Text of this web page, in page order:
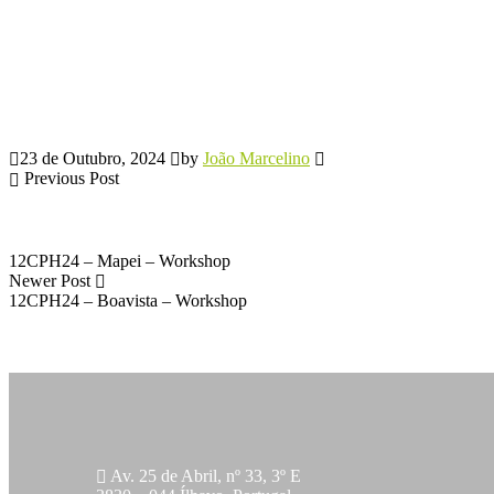
23 de Outubro, 2024 by João Marcelino
Previous Post
12CPH24 – Mapei – Workshop
Newer Post
12CPH24 – Boavista – Workshop
Av. 25 de Abril, nº 33, 3º E